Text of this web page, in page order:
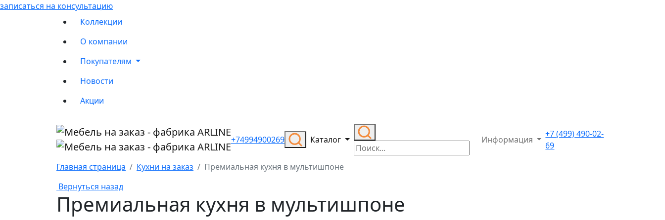
записаться на консультацию
Коллекции
О компании
Покупателям
Новости
Акции
+74994900269 Каталог Информация
+7 (499) 490-02-
69
Главная страница
Кухни на заказ
Премиальная кухня в мультишпоне
Вернуться назад
Премиальная кухня в мультишпоне